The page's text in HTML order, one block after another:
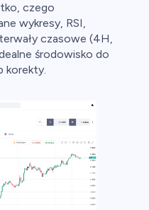
czego
wykresy, RSI,
czasowe (4H,
środowisko do
korekty.